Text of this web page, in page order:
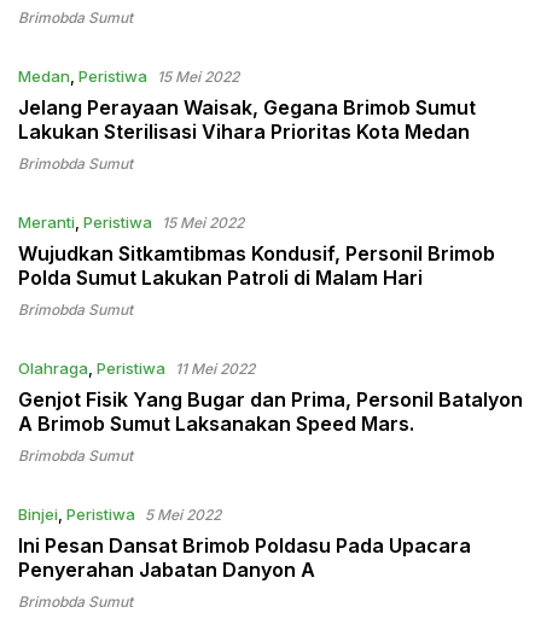
Brimobda Sumut
Medan, Peristiwa 15 Mei 2022
Jelang Perayaan Waisak, Gegana Brimob Sumut
Lakukan Sterilisasi Vihara Prioritas Kota Medan
Brimobda Sumut
Meranti, Peristiwa 15 Mei 2022
Wujudkan Sitkamtibmas Kondusif, Personil Brimob
Polda Sumut Lakukan Patroli di Malam Hari
Brimobda Sumut
Olahraga, Peristiwa 11 Mei 2022
Genjot Fisik Yang Bugar dan Prima, Personil Batalyon
A Brimob Sumut Laksanakan Speed Mars.
Brimobda Sumut
Binjei, Peristiwa 5 Mei 2022
Ini Pesan Dansat Brimob Poldasu Pada Upacara
Penyerahan Jabatan Danyon A
Brimobda Sumut